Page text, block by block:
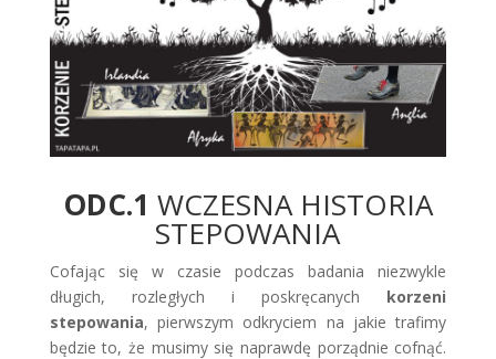
ODC.1 WCZESNA HISTORIA
STEPOWANIA
Cofając się w czasie podczas badania niezwykle
długich, rozległych i poskręcanych korzeni
stepowania, pierwszym odkryciem na jakie trafimy
będzie to, że musimy się naprawdę porządnie cofnąć.